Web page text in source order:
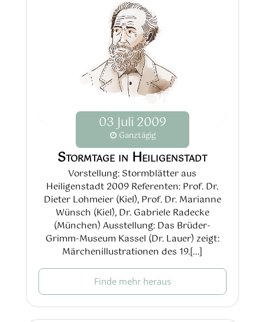
03 Juli 2009
Ganztägig
Stormtage in Heiligenstadt
Vorstellung: Stormblätter aus
Heiligenstadt 2009 Referenten: Prof. Dr.
Dieter Lohmeier (Kiel), Prof. Dr. Marianne
Wünsch (Kiel), Dr. Gabriele Radecke
(München) Ausstellung: Das Brüder-
Grimm-Museum Kassel (Dr. Lauer) zeigt:
Märchenillustrationen des 19.[...]
Finde mehr heraus